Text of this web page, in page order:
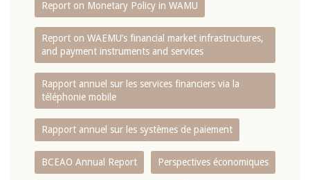
Report on Monetary Policy in WAMU
Report on WAEMU’s financial market infrastructures,
and payment instruments and services
Rapport annuel sur les services financiers via la
téléphonie mobile
Rapport annuel sur les systèmes de paiement
BCEAO Annual Report Perspectives économiques